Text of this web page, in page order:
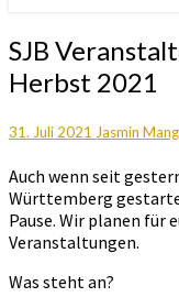
SJB
Veranstaltungen
im
und
2021
SJB
Herbst 2021
31. Juli 2021 Jasmin
Auch wenn seit
Württemberg
Pause. Wir planen für
Veranstaltungen.
Was steht an?